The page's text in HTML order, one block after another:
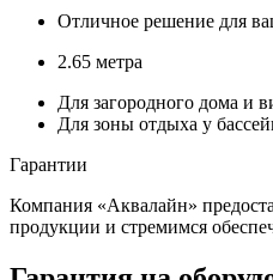
Отличное решение для
2.65 метра
Для загородного дома и
Для зоны отдыха у
Гарантии
Компания «Аквалайн»
продукции и стремимся